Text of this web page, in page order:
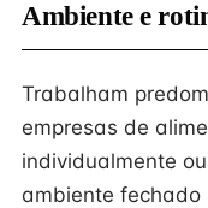
Ambiente e
Trabalham
empresas de
individualmente
ambiente fechado